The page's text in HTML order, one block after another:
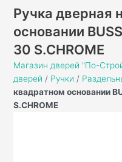
Ручка дверная
основании
30 S.CHROME
Магазин дверей "По-
дверей / Ручки /
квадратном основании
S.CHROME
30
S.CHROME